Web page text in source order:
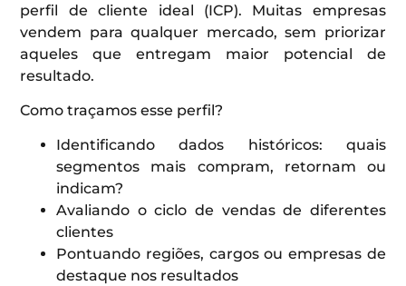
perfil de cliente ideal (ICP). Muitas empresas
vendem para qualquer mercado, sem priorizar
aqueles que entregam maior potencial de
resultado.
Como traçamos esse perfil?
Identificando dados históricos: quais
segmentos mais compram, retornam ou
indicam?
Avaliando o ciclo de vendas de diferentes
clientes
Pontuando regiões, cargos ou empresas de
destaque nos resultados